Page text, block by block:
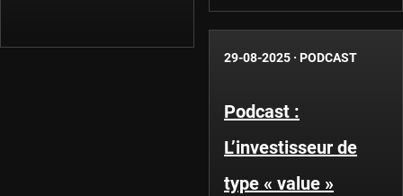
29-08-2025 · PODCAST
Podcast :
L’investisseur de
type « value »